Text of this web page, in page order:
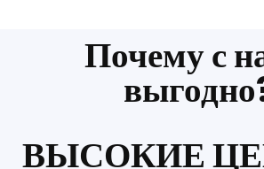
Почему с
ВЫСОКИЕ